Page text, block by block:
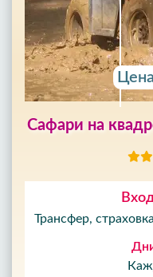
Сафари на
Трансфер,